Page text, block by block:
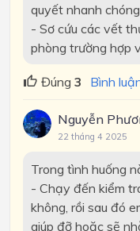
quyết nhanh chóng.
- Sơ cứu các vết
phòng trường hợp
Đúng 3 Bình
Nguyễn
22 tháng 4 2025
Trong tình huống
- Chạy đến kiểm
không, rồi sau đó
giúp đỡ hoặc sẽ